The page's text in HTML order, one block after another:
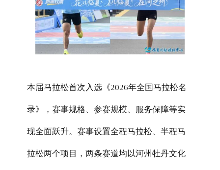
本届马拉松首次入选《2026年全国马拉松名
录》，赛事规格、参赛规模、服务保障等实
现全面跃升。赛事设置全程马拉松、半程马
拉松两个项目，两条赛道均以河州牡丹文化